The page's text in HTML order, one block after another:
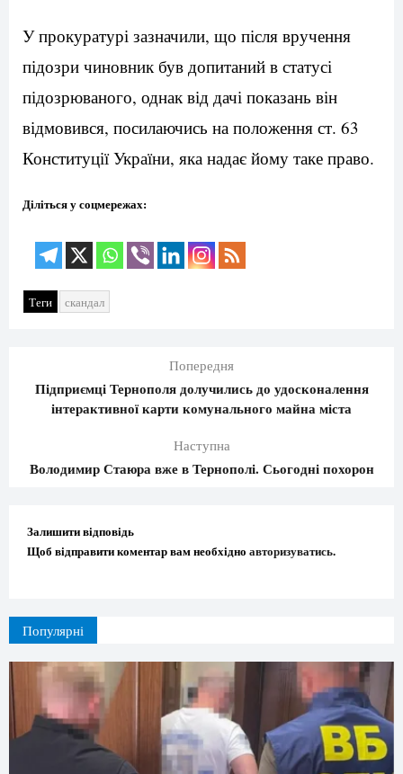
У прокуратурі зазначили, що після вручення
підозри чиновник був допитаний в статусі
підозрюваного, однак від дачі показань він
відмовився, посилаючись на положення ст. 63
Конституції України, яка надає йому таке право.
Діліться у соцмережах:
Теги скандал
Попередня
Підприємці Тернополя долучились до удосконалення
інтерактивної карти комунального майна міста
Наступна
Володимир Стаюра вже в Тернополі. Сьогодні похорон
Залишити відповідь
Щоб відправити коментар вам необхідно авторизуватись.
Популярні